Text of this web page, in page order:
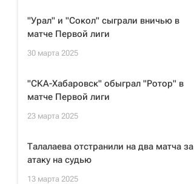
"Урал" и "Сокол" сыграли вничью в
матче Первой лиги
30 марта 2025
"СКА-Хабаровск" обыграл "Ротор" в
матче Первой лиги
23 марта 2025
Талалаева отстранили на два матча за
атаку на судью
13 марта 2025